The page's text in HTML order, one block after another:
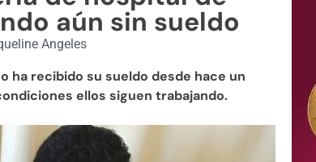
aún sin sueldo
Angeles
ha recibido su sueldo desde hace un
ellos siguen trabajando.